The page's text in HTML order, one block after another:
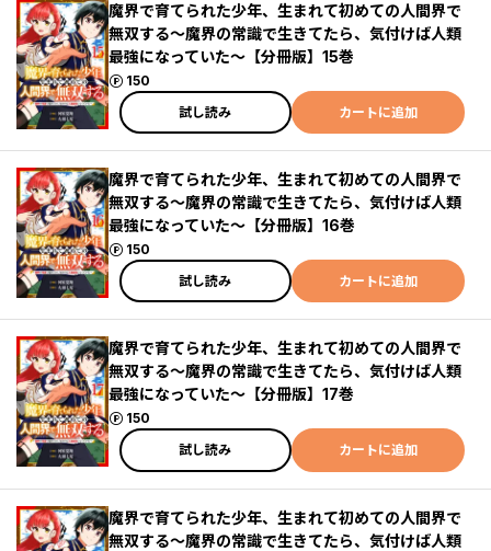
魔界で育てられた少年、生まれて初めての人間界で
無双する～魔界の常識で生きてたら、気付けば人類
最強になっていた～【分冊版】15巻
150
ポイント
試し読み
カートに追加
魔界で育てられた少年、生まれて初めての人間界で
無双する～魔界の常識で生きてたら、気付けば人類
最強になっていた～【分冊版】16巻
150
ポイント
試し読み
カートに追加
魔界で育てられた少年、生まれて初めての人間界で
無双する～魔界の常識で生きてたら、気付けば人類
最強になっていた～【分冊版】17巻
150
ポイント
試し読み
カートに追加
魔界で育てられた少年、生まれて初めての人間界で
無双する～魔界の常識で生きてたら、気付けば人類